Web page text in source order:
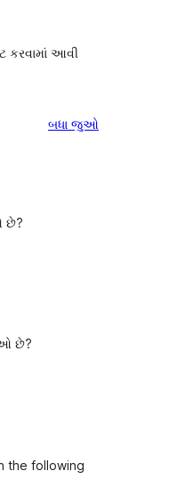
કરવામાં આવી
બધા સમીક્ષાઓ
જુઓ
છે?
છે?
the following